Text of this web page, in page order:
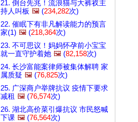
21. 倒台先兆！流浪猫与大裤衩主
持人叫板 🖼️ (234,282次)
22. 催眠下有非凡解读能力的预言
家(1) 🖼️ (218,364次)
23. 不可思议！妈妈怀孕前小宝宝
就一直守护着她 🖼️ (82,158次)
24. 长沙富能案律师被集体解聘 家
属质疑 🖼️ (76,825次)
25. 广深商户举牌抗议 疫情下要求
减租 🖼️ (76,574次)
26. 湖北高价菜引爆抗议 市民怒喊
下课 🖼️ (76,564次)